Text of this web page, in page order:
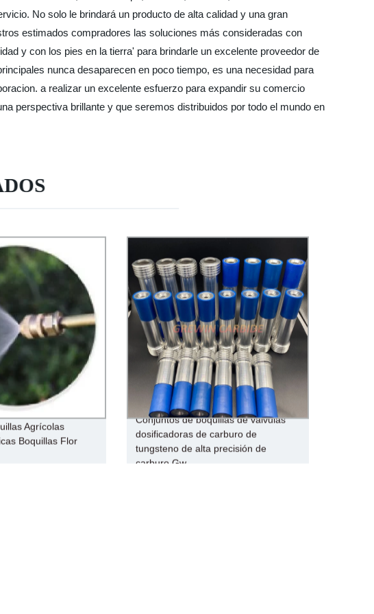
No solo le brindará un producto de alta calidad y una gran
estimados compradores las soluciones más consideradas con
y con los pies en la tierra' para brindarle un excelente proveedor de
nunca desaparecen en poco tiempo, es una necesidad para
a realizar un excelente esfuerzo para expandir su comercio
perspectiva brillante y que seremos distribuidos por todo el mundo en
Agrícolas
Boquillas Flor
Conjuntos de boquillas de válvulas
dosificadoras de carburo de
tungsteno de alta precisión de
carburo Gw